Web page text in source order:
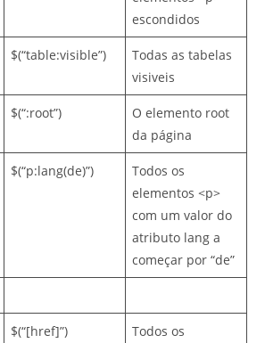
escondidos
$(“table:visible”)
Todas as tabelas
visiveis
$(“:root”)
O elemento root
da página
$(“p:lang(de)”)
Todos os
elementos <p>
com um valor do
atributo lang a
começar por “de”
$(“[href]”) Todos os